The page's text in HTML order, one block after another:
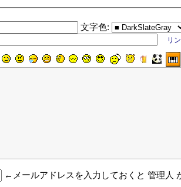
文字色:
リ
←メールアドレスを入力しておくと 管理人